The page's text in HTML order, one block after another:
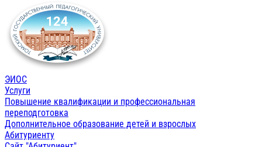
ЭИОС
Услуги
Повышение квалификации и профессиональная
переподготовка
Дополнительное образование детей и взрослых
Абитуриенту